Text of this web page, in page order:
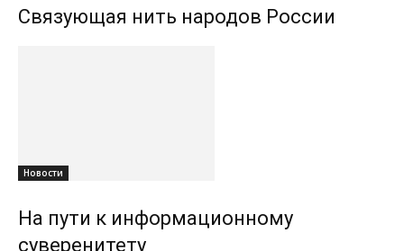
Связующая нить народов России
Новости
На пути к информационному
суверенитету